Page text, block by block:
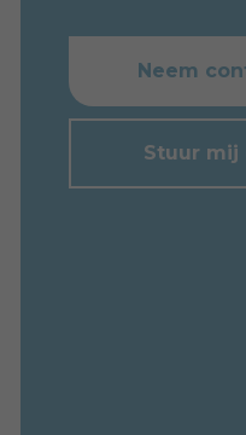
Neem
Stuur mij